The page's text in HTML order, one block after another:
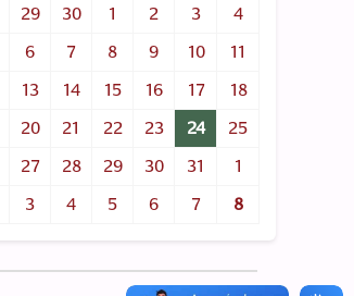
29 30 1 2 3
4
6 7 8 9 10
11
13 14 15 16 17
18
20 21 22 23 24
25
27 28 29 30 31
1
3 4 5 6 7 8